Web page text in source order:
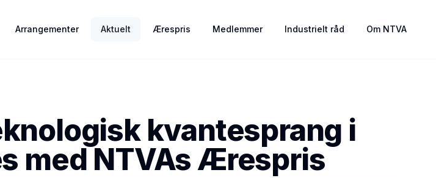
Arrangementer Aktuelt Ærespris Medlemmer Industrielt råd Om NTVA
kvantesprang i
med NTVAs Ærespris